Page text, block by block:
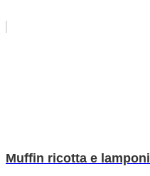
Muffin ricotta e lamponi